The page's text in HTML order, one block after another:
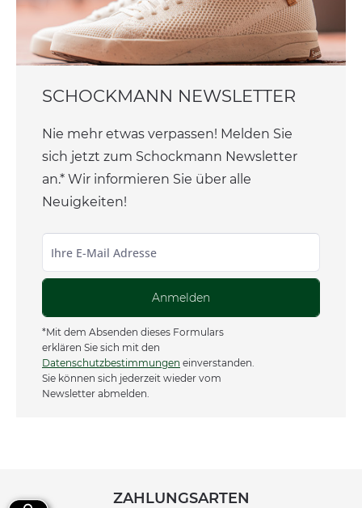
SCHOCKMANN NEWSLETTER
Nie mehr etwas verpassen! Melden Sie
sich jetzt zum Schockmann Newsletter
an.* Wir informieren Sie über alle
Neuigkeiten!
Anmelden
*Mit dem Absenden dieses Formulars
erklären Sie sich mit den
Datenschutzbestimmungen einverstanden.
Sie können sich jederzeit wieder vom
Newsletter abmelden.
ZAHLUNGSARTEN